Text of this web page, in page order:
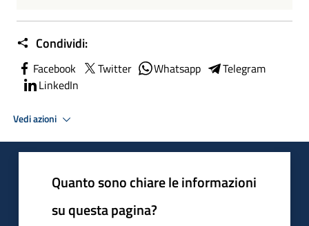
Condividi:
Facebook Twitter Whatsapp
Telegram
LinkedIn
Vedi azioni
Quanto sono chiare le informazioni
su questa pagina?